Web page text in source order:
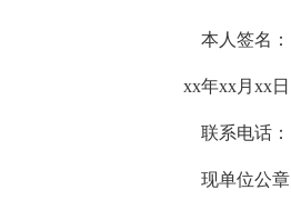
本人签名：
xx年xx月xx日
联系电话：
现单位公章